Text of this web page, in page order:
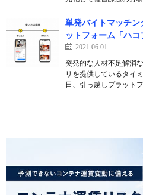
単発バイトマッチン
ットフォーム「ハ
2021.06.01
突発的な人材不足解消
リを提供しているタイ
日、引っ越しプラット